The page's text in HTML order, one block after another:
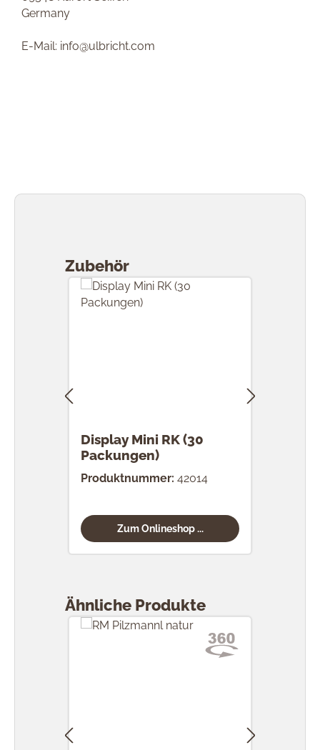
Germany
E-Mail: info@ulbricht.com
Zubehör
Display Mini RK (30
Packungen)
Produktnummer: 42014
Zum Onlineshop ...
Ähnliche Produkte